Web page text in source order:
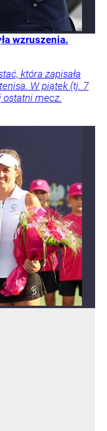
wzruszenia.
która zapisała
W piątek (tj. 7
ostatni mecz.